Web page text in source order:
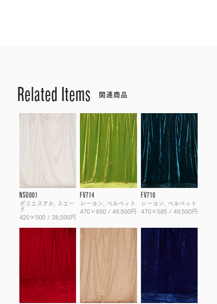
Related Items 関連商品
NSU001
ポリエステル, スエー
ド
420×500 / 38,500円
FV714
レーヨン, ベルベット
470×650 / 49,500円
FV710
レーヨン, ベルベット
470×585 / 49,500円